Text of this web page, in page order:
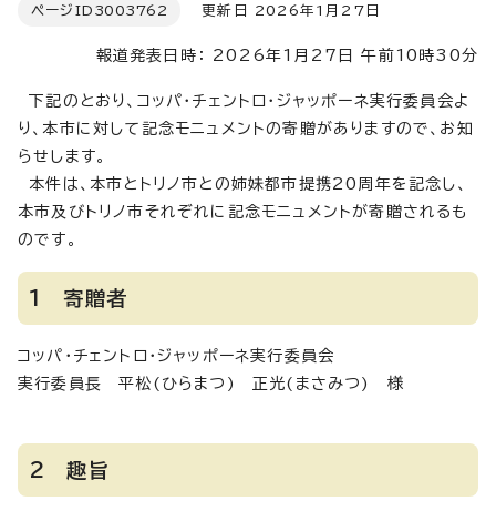
ページID 3003762 更新日 2026年1月27日
報道発表日時： 2026年1月27日 午前10時30分
下記のとおり、コッパ・チェントロ・ジャッポーネ実行委員会よ
り、本市に対して記念モニュメントの寄贈がありますので、お知
らせします。
本件は、本市とトリノ市との姉妹都市提携20周年を記念し、
本市及びトリノ市それぞれに記念モニュメントが寄贈されるも
のです。
1 寄贈者
コッパ・チェントロ・ジャッポーネ実行委員会
実行委員長 平松(ひらまつ) 正光(まさみつ) 様
2 趣旨